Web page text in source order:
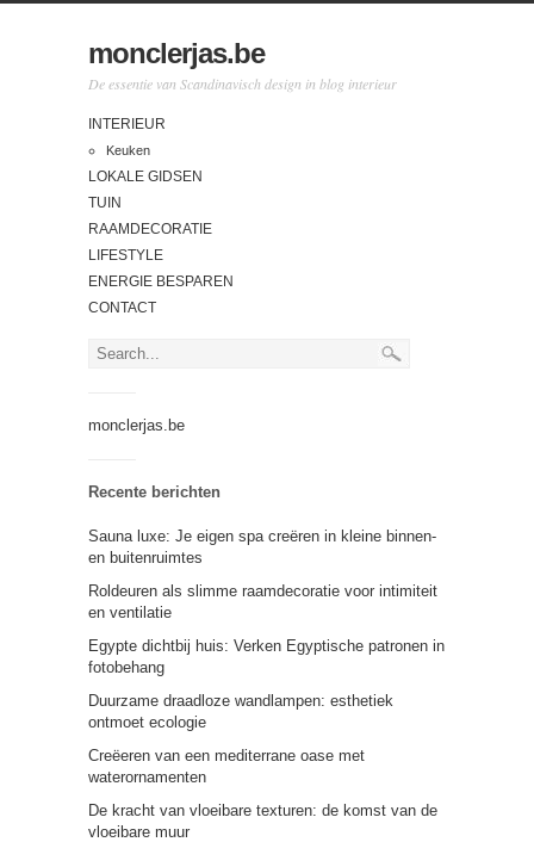
monclerjas.be
De essentie van Scandinavisch design in blog interieur
INTERIEUR
Keuken
LOKALE GIDSEN
TUIN
RAAMDECORATIE
LIFESTYLE
ENERGIE BESPAREN
CONTACT
monclerjas.be
Recente berichten
Sauna luxe: Je eigen spa creëren in kleine binnen-
en buitenruimtes
Roldeuren als slimme raamdecoratie voor intimiteit
en ventilatie
Egypte dichtbij huis: Verken Egyptische patronen in
fotobehang
Duurzame draadloze wandlampen: esthetiek
ontmoet ecologie
Creëeren van een mediterrane oase met
waterornamenten
De kracht van vloeibare texturen: de komst van de
vloeibare muur